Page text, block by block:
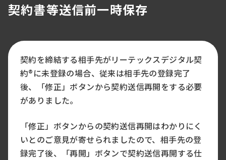
契約書等送信前一時保存
契約を締結する相手先がリーテックスデジタル契
約®︎に未登録の場合、従来は相手先の登録完了
後、「修正」ボタンから契約送信再開をする必要
がありました。
「修正」ボタンからの契約送信再開はわかりにく
いとのご意見が寄せられましたので、相手先の登
録完了後、「再開」ボタンで契約送信再開する仕